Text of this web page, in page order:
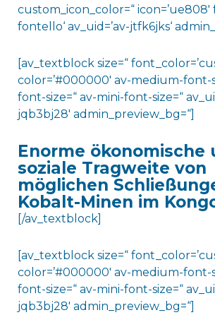
custom_icon_color=“
fontello‘ av_uid=’av-jtfk6jks‘
[av_textblock size=“
color=’#000000′ av-medium-font-
font-size=“ av-mini-font-size=“
jqb3bj28′ admin_preview_bg=“]
Enorme ökonomische
soziale Tragweite von
möglichen
Kobalt-Minen im
[/av_textblock]
[av_textblock size=“
color=’#000000′ av-medium-font-
font-size=“ av-mini-font-size=“
jqb3bj28′ admin_preview_bg=“]